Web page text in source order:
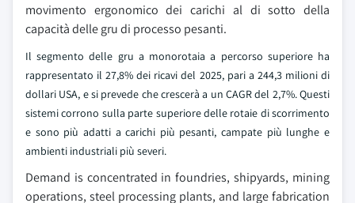
movimento ergonomico dei carichi al di sotto della
capacità delle gru di processo pesanti.
Il segmento delle gru a monorotaia a percorso superiore ha
rappresentato il 27,8% dei ricavi del 2025, pari a 244,3 milioni di
dollari USA, e si prevede che crescerà a un CAGR del 2,7%. Questi
sistemi corrono sulla parte superiore delle rotaie di scorrimento
e sono più adatti a carichi più pesanti, campate più lunghe e
ambienti industriali più severi.
Demand is concentrated in foundries, shipyards, mining
operations, steel processing plants, and large fabrication